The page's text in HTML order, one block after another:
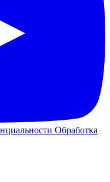
Обработка